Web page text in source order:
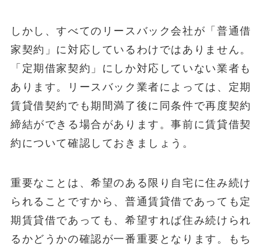
しかし、すべてのリースバック会社が「普通借
家契約」に対応しているわけではありません。
「定期借家契約」にしか対応していない業者も
あります。リースバック業者によっては、定期
賃貸借契約でも期間満了後に同条件で再度契約
締結ができる場合があります。事前に賃貸借契
約について確認しておきましょう。
重要なことは、希望のある限り自宅に住み続け
られることですから、普通賃貸借であっても定
期賃貸借であっても、希望すれば住み続けられ
るかどうかの確認が一番重要となります。もち